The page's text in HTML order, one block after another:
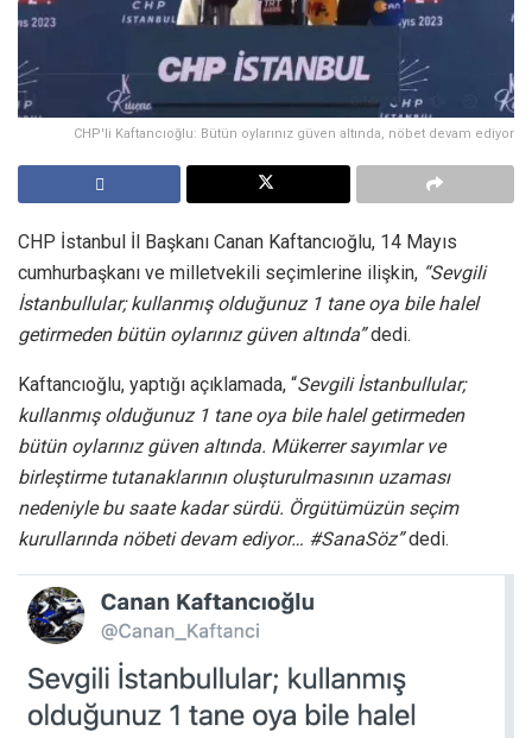
CHP'li Kaftancıoğlu: Bütün oylarınız güven altında, nöbet devam ediyor
CHP İstanbul İl Başkanı Canan Kaftancıoğlu, 14 Mayıs
cumhurbaşkanı ve milletvekili seçimlerine ilişkin, “Sevgili
İstanbullular; kullanmış olduğunuz 1 tane oya bile halel
getirmeden bütün oylarınız güven altında”dedi.
Kaftancıoğlu, yaptığı açıklamada, “Sevgili İstanbullular;
kullanmış olduğunuz 1 tane oya bile halel getirmeden
bütün oylarınız güven altında. Mükerrer sayımlar ve
birleştirme tutanaklarının oluşturulmasının uzaması
nedeniyle bu saate kadar sürdü. Örgütümüzün seçim
kurullarında nöbeti devam ediyor… #SanaSöz”dedi.